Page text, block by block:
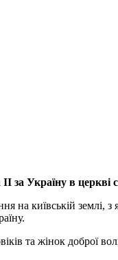
за Україну в церкві
на київській
та жінок доброї